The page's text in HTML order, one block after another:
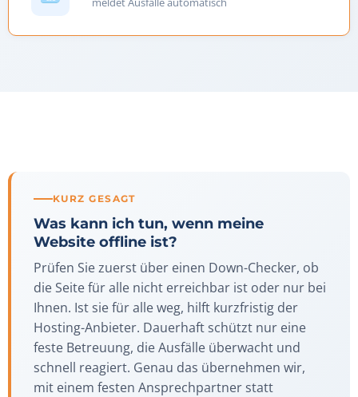
KURZ GESAGT
Was kann ich tun, wenn meine
Website offline ist?
Prüfen Sie zuerst über einen Down-Checker, ob
die Seite für alle nicht erreichbar ist oder nur bei
Ihnen. Ist sie für alle weg, hilft kurzfristig der
Hosting-Anbieter. Dauerhaft schützt nur eine
feste Betreuung, die Ausfälle überwacht und
schnell reagiert. Genau das übernehmen wir,
mit einem festen Ansprechpartner statt